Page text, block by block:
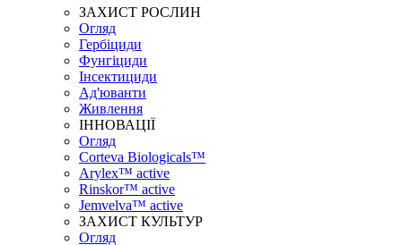
ЗАХИСТ РОСЛИН
Огляд
Гербіциди
Фунгіциди
Інсектициди
Ад'юванти
Живлення
ІННОВАЦІЇ
Огляд
Corteva Biologicals™
Arylex™ active
Rinskor™ active
Jemvelva™ active
ЗАХИСТ КУЛЬТУР
Огляд